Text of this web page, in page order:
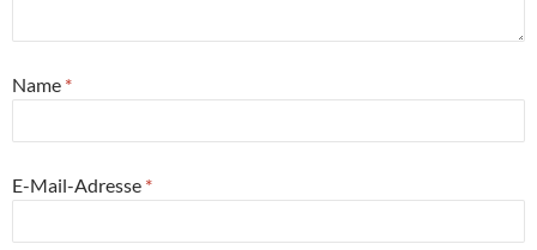
Name *
E-Mail-Adresse *